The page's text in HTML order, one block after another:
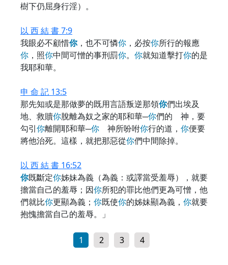
樹下仍屈身行淫）。
以 西 結 書 7:9
我眼必不顧惜你，也不可憐你 ，必按你所行的報應
你 ，照你中間可憎的事刑罰你。 你就知道擊打你的是
我耶和華。
申 命 記 13:5
那先知或是那做夢的既用言語叛逆那領你們出埃及
地、救贖你脫離為奴之家的耶和華─你們的 神，要
勾引你離開耶和華─你 神所吩咐你行的道， 你便要
將他治死。這樣，就把那惡從你們中間除掉。
以 西 結 書 16:52
你既斷定你姊妹為義（為義：或譯當受羞辱），就要
擔當自己的羞辱；因你所犯的罪比他們更為可憎，他
們就比你更顯為義； 你既使你的姊妹顯為義， 你就要
抱愧擔當自己的羞辱。」
1 2 3 4